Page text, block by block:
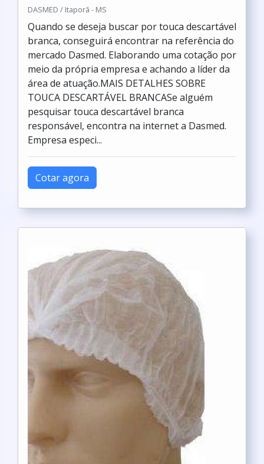
DASMED / Itaporã - MS
Quando se deseja buscar por touca descartável
branca, conseguirá encontrar na referência do
mercado Dasmed. Elaborando uma cotação por
meio da própria empresa e achando a líder da
área de atuação.MAIS DETALHES SOBRE
TOUCA DESCARTÁVEL BRANCASe alguém
pesquisar touca descartável branca
responsável, encontra na internet a Dasmed.
Empresa especi...
Cotar agora